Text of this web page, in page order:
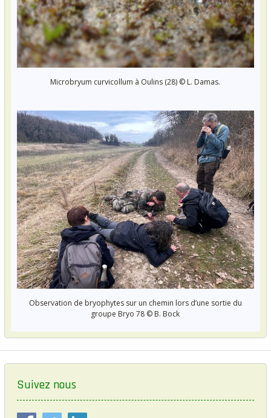
Microbryum curvicollum à Oulins (28) © L. Damas.
Observation de bryophytes sur un chemin lors d’une sortie du
groupe Bryo 78 © B. Bock
Suivez nous